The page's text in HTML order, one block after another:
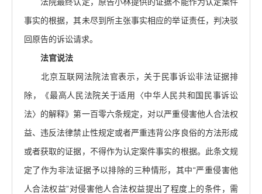
事实的根据，其未尽到所主张事实相应的举证责任，判决驳
回原告的诉讼请求。
法官说法
北京互联网法院法官表示，关于民事诉讼非法证据排
除，《最高人民法院关于适用〈中华人民共和国民事诉讼
法〉的解释》第一百零六条规定，对以严重侵害他人合法权
益、违反法律禁止性规定或者严重违背公序良俗的方法形成
或者获取的证据，不得作为认定案件事实的根据。此条文规
定了作为非法证据予以排除的三种情形，其中“严重侵害他
人合法权益”对侵害他人合法权益提出了程度上的条件，需